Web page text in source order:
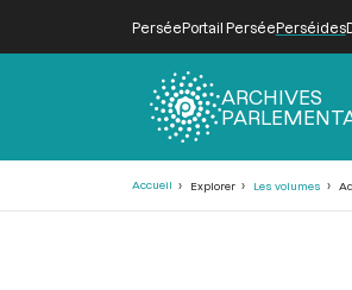
PerséePortail PerséePerséides
ARCHIVES
Accueil Explorer Les volumes